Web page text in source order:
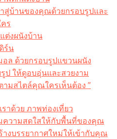
สู่บ้านของคุณด้วยกรอบรูปและ
ร
ต่งผนังบ้าน
ร์น
ล ด้วยกรอบรูปแขวนผนัง
ป ให้ดูอบอุ่นและสวยงาม
มสไตล์คุณใครเห็นต้อง ”
าด้วย ภาพท่องเที่ยว
ความสดใสให้กับพื้นที่ของคุณ
างบรรยากาศใหม่ให้เข้ากับคุณ